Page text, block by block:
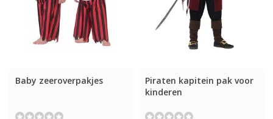
Baby zeeroverpakjes
Piraten kapitein pak voor
kinderen